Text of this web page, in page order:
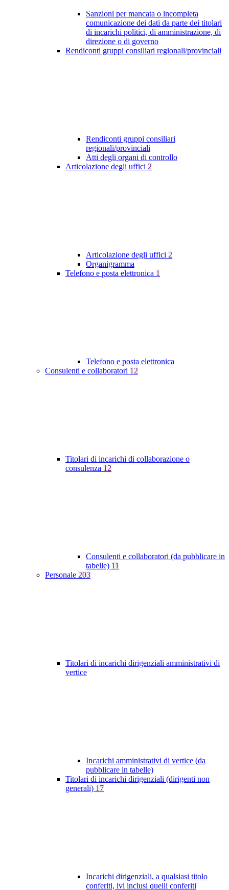
Sanzioni per mancata o incompleta
comunicazione dei dati da parte dei titolari
di incarichi politici, di amministrazione, di
direzione o di governo
Rendiconti gruppi consiliari regionali/provinciali
Rendiconti gruppi consiliari
regionali/provinciali
Atti degli organi di controllo
Articolazione degli uffici 2
Articolazione degli uffici 2
Organigramma
Telefono e posta elettronica 1
Telefono e posta elettronica
Consulenti e collaboratori 12
Titolari di incarichi di collaborazione o
consulenza 12
Consulenti e collaboratori (da pubblicare in
tabelle) 11
Personale 203
Titolari di incarichi dirigenziali amministrativi di
vertice
Incarichi amministrativi di vertice (da
pubblicare in tabelle)
Titolari di incarichi dirigenziali (dirigenti non
generali) 17
Incarichi dirigenziali, a qualsiasi titolo
conferiti, ivi inclusi quelli conferiti